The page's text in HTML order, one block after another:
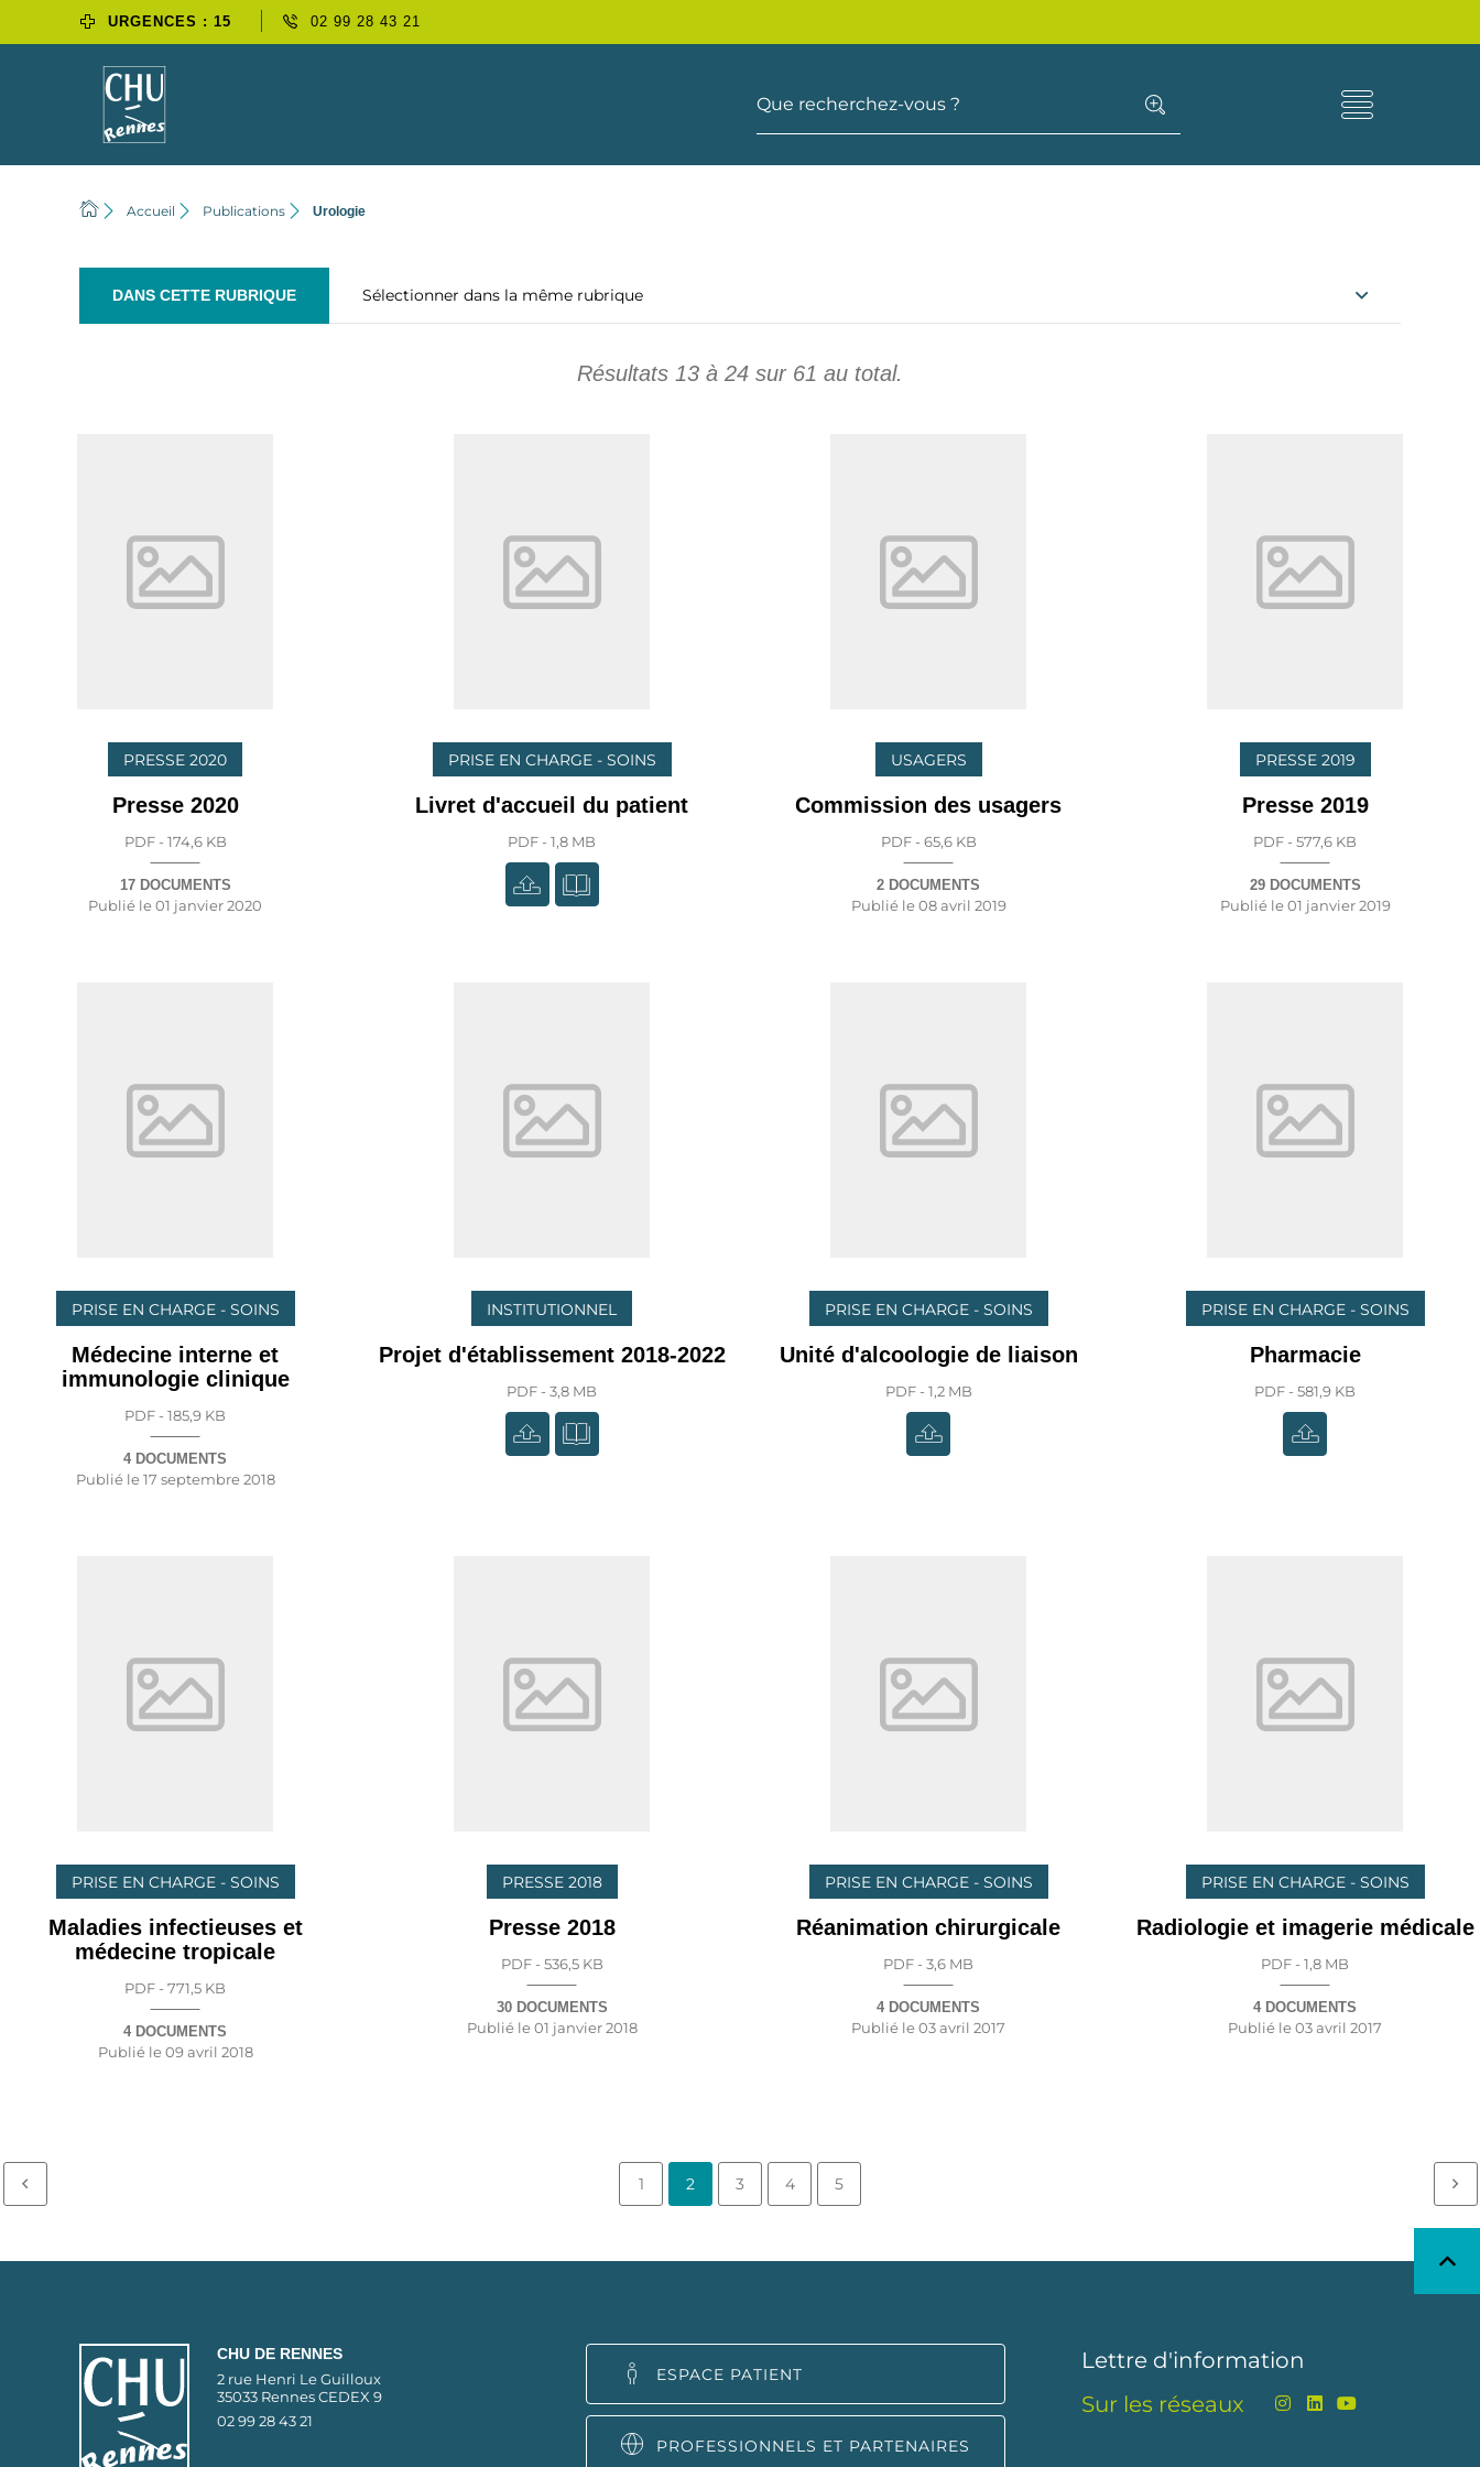
URGENCES : 15 02 99 28 43 21
Que recherchez-vous ?
Accueil Publications Urologie
DANS CETTE RUBRIQUE Sélectionner dans la même rubrique
Résultats 13 à 24 sur 61 au total.
PRESSE 2020
Presse 2020
PDF - 174,6 KB
17 DOCUMENTS
Publié le01 janvier 2020
PRISE EN CHARGE - SOINS
Livret d'accueil du patient
PDF - 1,8 MB
USAGERS
Commission des usagers
PDF - 65,6 KB
2 DOCUMENTS
Publié le08 avril 2019
PRESSE 2019
Presse 2019
PDF - 577,6 KB
29 DOCUMENTS
Publié le01 janvier 2019
PRISE EN CHARGE - SOINS
Médecine interne et
immunologie clinique
PDF - 185,9 KB
4 DOCUMENTS
Publié le17 septembre 2018
INSTITUTIONNEL
Projet d'établissement 2018-2022
PDF - 3,8 MB
PRISE EN CHARGE - SOINS
Unité d'alcoologie de liaison
PDF - 1,2 MB
PRISE EN CHARGE - SOINS
Pharmacie
PDF - 581,9 KB
PRISE EN CHARGE - SOINS
Maladies infectieuses et
médecine tropicale
PDF - 771,5 KB
4 DOCUMENTS
Publié le09 avril 2018
PRESSE 2018
Presse 2018
PDF - 536,5 KB
30 DOCUMENTS
Publié le01 janvier 2018
PRISE EN CHARGE - SOINS
Réanimation chirurgicale
PDF - 3,6 MB
4 DOCUMENTS
Publié le03 avril 2017
PRISE EN CHARGE - SOINS
Radiologie et imagerie médicale
PDF - 1,8 MB
4 DOCUMENTS
Publié le03 avril 2017
1 2 3 4 5
CHU DE RENNES
2 rue Henri Le Guilloux
35033 Rennes CEDEX 9
02 99 28 43 21
ESPACE PATIENT
PROFESSIONNELS ET PARTENAIRES
Lettre d'information
Sur les réseaux